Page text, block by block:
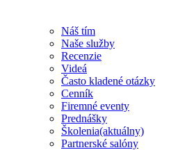
Náš tím
Naše služby
Recenzie
Videá
Často kladené otázky
Cenník
Firemné eventy
Prednášky
Školenia(aktuálny)
Partnerské salóny